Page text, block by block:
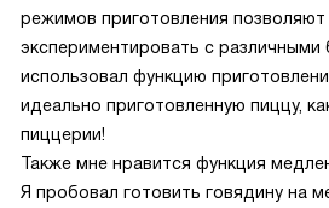
режимов приготовления
экспериментировать с
использовал функцию
идеально приготовленную пиццу,
пиццерии!
Также мне нравится функция
Я пробовал готовить говядину на